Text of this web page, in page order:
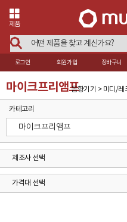
제품
로그인 회원가입 장바구니
마이크프리앰프음향기기 > 미디/레
카테고리
마이크프리앰프
제조사 선택
가격대 선택